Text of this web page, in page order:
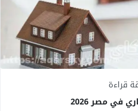
في مصر 2026